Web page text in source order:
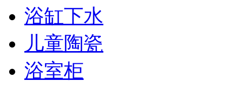
浴缸下水
儿童陶瓷
浴室柜